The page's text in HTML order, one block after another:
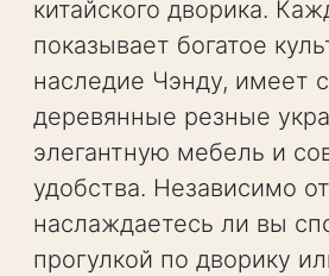
китайского дворика.
показывает богатое
наследие Чэнду, имеет
деревянные резные
элегантную мебель и
удобства. Независимо
наслаждаетесь ли вы
прогулкой по дворику